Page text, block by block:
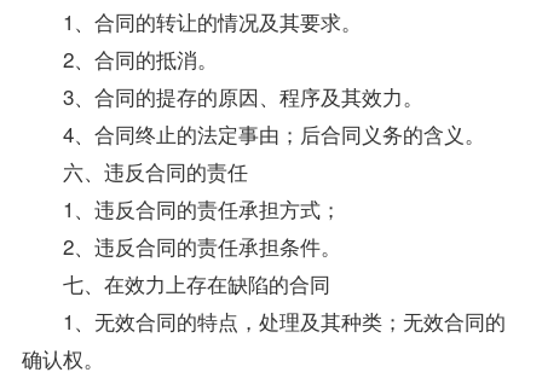
1、合同的转让的情况及其要求。
2、合同的抵消。
3、合同的提存的原因、程序及其效力。
4、合同终止的法定事由；后合同义务的含义。
六、违反合同的责任
1、违反合同的责任承担方式；
2、违反合同的责任承担条件。
七、在效力上存在缺陷的合同
1、无效合同的特点，处理及其种类；无效合同的
确认权。